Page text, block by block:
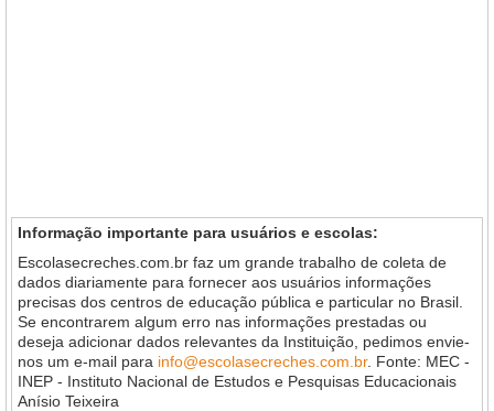
Informação importante para usuários e escolas:
Escolasecreches.com.br faz um grande trabalho de coleta de
dados diariamente para fornecer aos usuários informações
precisas dos centros de educação pública e particular no Brasil.
Se encontrarem algum erro nas informações prestadas ou
deseja adicionar dados relevantes da Instituição, pedimos envie-
nos um e-mail para info@escolasecreches.com.br. Fonte: MEC -
INEP - Instituto Nacional de Estudos e Pesquisas Educacionais
Anísio Teixeira